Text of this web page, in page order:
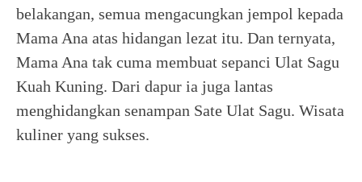
belakangan, semua mengacungkan jempol kepada
Mama Ana atas hidangan lezat itu. Dan ternyata,
Mama Ana tak cuma membuat sepanci Ulat Sagu
Kuah Kuning. Dari dapur ia juga lantas
menghidangkan senampan Sate Ulat Sagu. Wisata
kuliner yang sukses.